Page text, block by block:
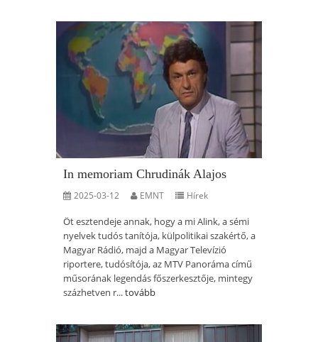
In memoriam Chrudinák Alajos
2025-03-12 EMNT Hírek
Öt esztendeje annak, hogy a mi Alink, a sémi
nyelvek tudós tanítója, külpolitikai szakértő, a
Magyar Rádió, majd a Magyar Televízió
riportere, tudósítója, az MTV Panoráma című
műsorának legendás főszerkesztője, mintegy
százhetven r...tovább